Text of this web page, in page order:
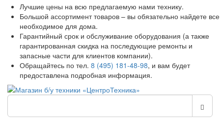
Лучшие цены на всю предлагаемую нами технику.
Большой ассортимент товаров – вы обязательно найдете все
необходимое для дома.
Гарантийный срок и обслуживание оборудования (а также
гарантированная скидка на последующие ремонты и
запасные части для клиентов компании).
Обращайтесь по тел. 8 (495) 181-48-98, и вам будет
предоставлена подробная информация.